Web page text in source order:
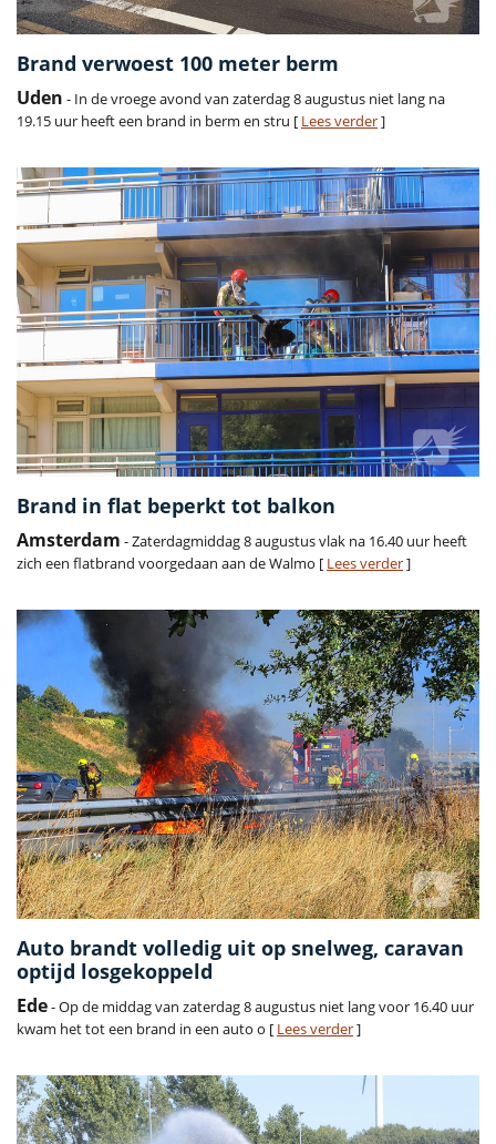
Brand verwoest 100 meter berm
Uden - In de vroege avond van zaterdag 8 augustus niet lang na
19.15 uur heeft een brand in berm en stru [ Lees verder]
Brand in flat beperkt tot balkon
Amsterdam - Zaterdagmiddag 8 augustus vlak na 16.40 uur heeft
zich een flatbrand voorgedaan aan de Walmo [ Lees verder]
Auto brandt volledig uit op snelweg, caravan
optijd losgekoppeld
Ede- Op de middag van zaterdag 8 augustus niet lang voor 16.40 uur
kwam het tot een brand in een auto o [ Lees verder]